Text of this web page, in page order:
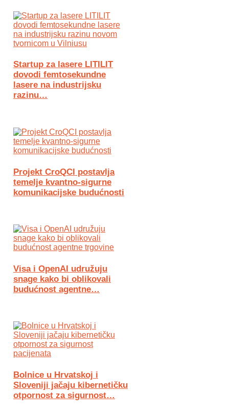
Startup za lasere LITILIT
dovodi femtosekundne
lasere na industrijsku
razinu…
Projekt CroQCI postavlja
temelje kvantno-sigurne
komunikacijske budućnosti
Visa i OpenAI udružuju
snage kako bi oblikovali
budućnost agentne…
Bolnice u Hrvatskoj i
Sloveniji jačaju kibernetičku
otpornost za sigurnost…